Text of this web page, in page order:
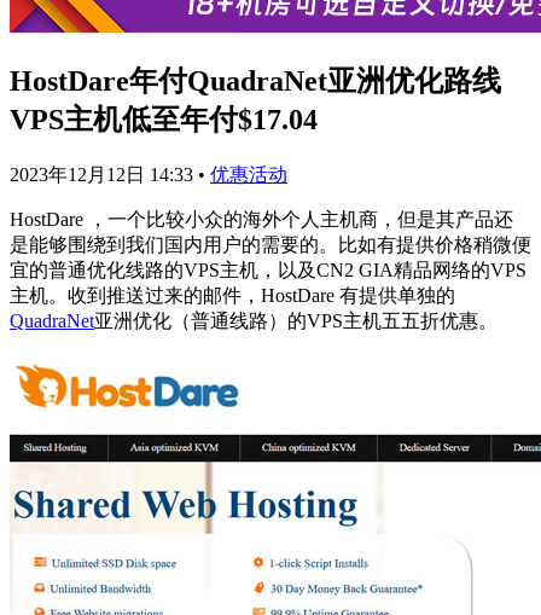
HostDare年付QuadraNet亚洲优化路线
VPS主机低至年付$17.04
2023年12月12日 14:33 • 优惠活动
HostDare ，一个比较小众的海外个人主机商，但是其产品还
是能够围绕到我们国内用户的需要的。比如有提供价格稍微便
宜的普通优化线路的VPS主机，以及CN2 GIA精品网络的VPS
主机。收到推送过来的邮件，HostDare 有提供单独的
QuadraNet亚洲优化（普通线路）的VPS主机五五折优惠。